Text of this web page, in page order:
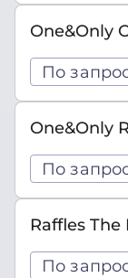
One&Only
По
One&Only
По
Raffles
По